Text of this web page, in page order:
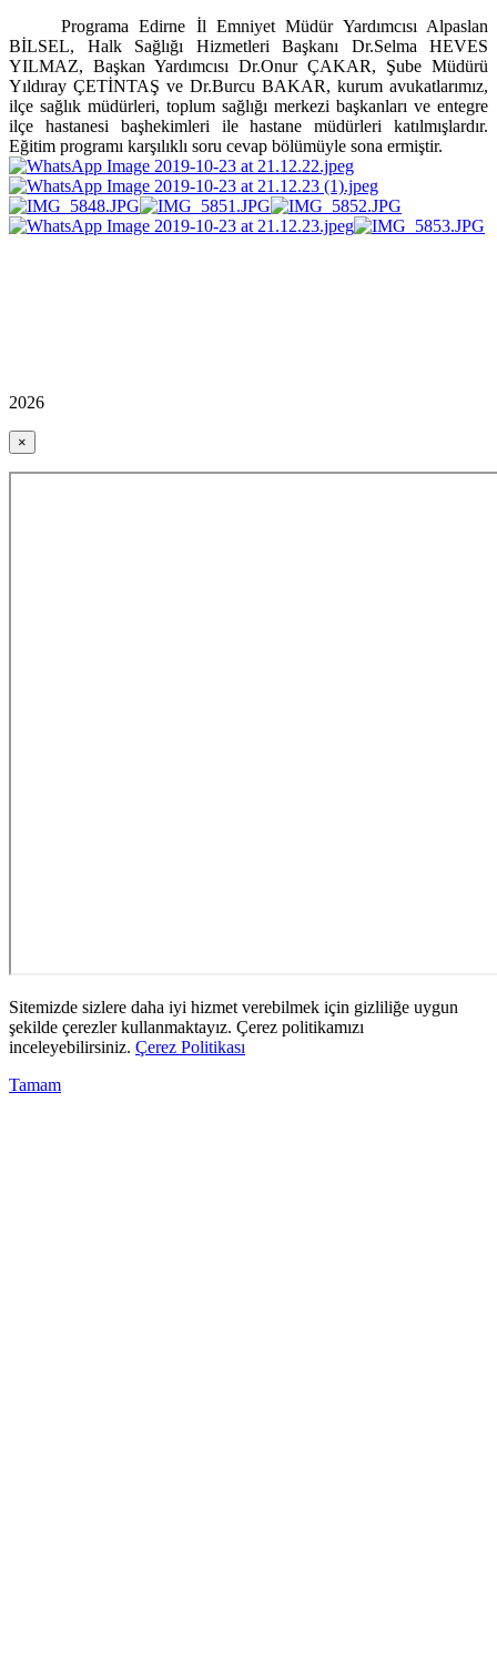
Programa Edirne İl Emniyet Müdür Yardımcısı Alpaslan
BİLSEL, Halk Sağlığı Hizmetleri Başkanı Dr.Selma HEVES
YILMAZ, Başkan Yardımcısı Dr.Onur ÇAKAR, Şube Müdürü
Yıldıray ÇETİNTAŞ ve Dr.Burcu BAKAR, kurum avukatlarımız,
ilçe sağlık müdürleri, toplum sağlığı merkezi başkanları ve entegre
ilçe hastanesi başhekimleri ile hastane müdürleri katılmışlardır.
Eğitim programı karşılıklı soru cevap bölümüyle sona ermiştir.
2026
×
Sitemizde sizlere daha iyi hizmet verebilmek için gizliliğe uygun
şekilde çerezler kullanmaktayız. Çerez politikamızı
inceleyebilirsiniz. Çerez Politikası
Tamam